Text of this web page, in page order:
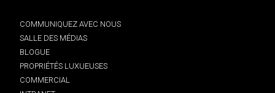
COMMUNIQUEZ AVEC NOUS
SALLE DES MÉDIAS
BLOGUE
PROPRIÉTÉS LUXUEUSES
COMMERCIAL